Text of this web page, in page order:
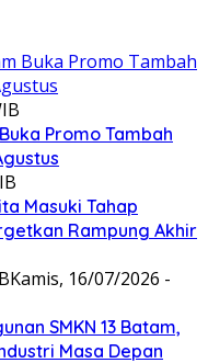
Promo Tambah
Masuki Tahap
Rampung Akhir
Kamis, 16/07/2026 -
SMKN 13 Batam,
Masa Depan